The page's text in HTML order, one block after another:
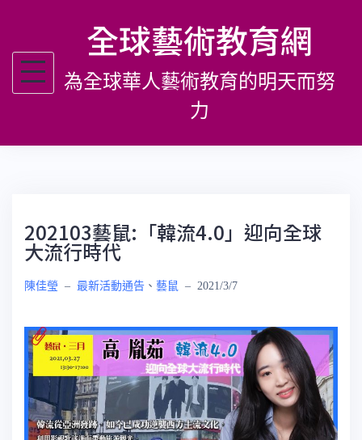
主
全球藝術教育網
為全球華人藝術教育的明天而努
力
202103藝鼠:「韓流4.0」迎向全球
大流行時代
陳佳瑩 – 最新活動通告 、 藝鼠 – 2021/3/7